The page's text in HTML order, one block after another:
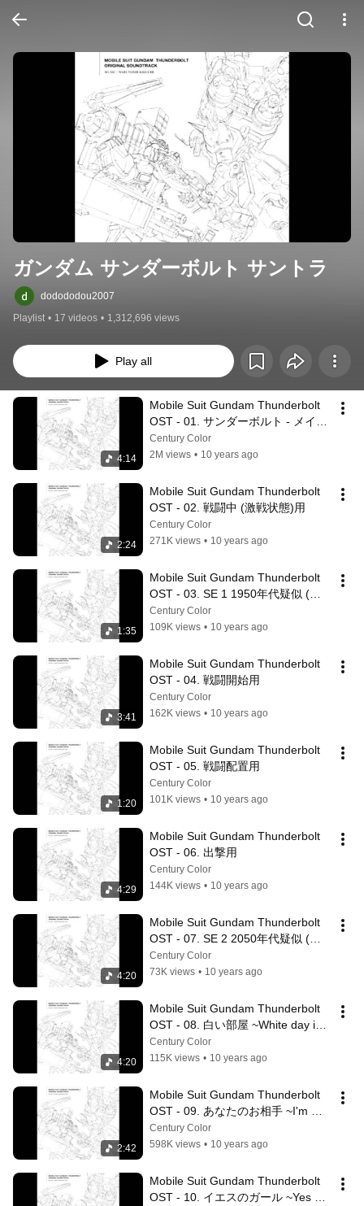
ガンダム サンダーボルト サントラ
dodododou2007
Playlist • 17 videos • 1,312,696 views
Play all
4:14
Mobile Suit Gundam Thunderbolt
OST - 01. サンダーボルト - メイ
ン･テーマ用
Century Color
2M views • 10 years ago
2:24
Mobile Suit Gundam Thunderbolt
OST - 02. 戦闘中 (激戦状態)用
Century Color
271K views • 10 years ago
1:35
Mobile Suit Gundam Thunderbolt
OST - 03. SE 1 1950年代疑似 (フ
ル･アコースティック)
Century Color
109K views • 10 years ago
3:41
Mobile Suit Gundam Thunderbolt
OST - 04. 戦闘開始用
Century Color
162K views • 10 years ago
1:20
Mobile Suit Gundam Thunderbolt
OST - 05. 戦闘配置用
Century Color
101K views • 10 years ago
4:29
Mobile Suit Gundam Thunderbolt
OST - 06. 出撃用
Century Color
144K views • 10 years ago
4:20
Mobile Suit Gundam Thunderbolt
OST - 07. SE 2 2050年代疑似 (フ
ル･エレクトリック)
Century Color
73K views • 10 years ago
4:20
Mobile Suit Gundam Thunderbolt
OST - 08. 白い部屋 ~White day in
the blue~
Century Color
115K views • 10 years ago
2:42
Mobile Suit Gundam Thunderbolt
OST - 09. あなたのお相手 ~I'm
your baby~
Century Color
598K views • 10 years ago
Mobile Suit Gundam Thunderbolt
OST - 10. イエスのガール ~Yes